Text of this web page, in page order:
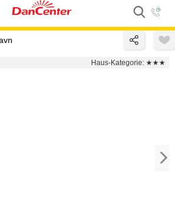
Haus-Kategorie: ★★★